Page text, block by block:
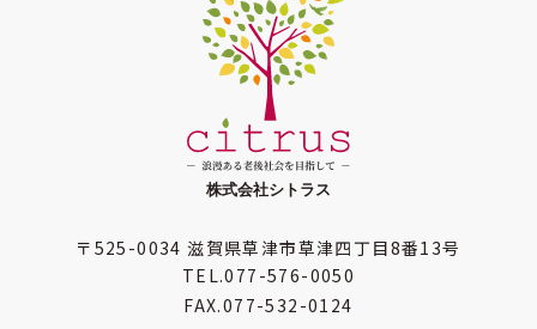
〒525-0034滋賀県草津市草津四丁目8番13号
TEL.077-576-0050
FAX.077-532-0124